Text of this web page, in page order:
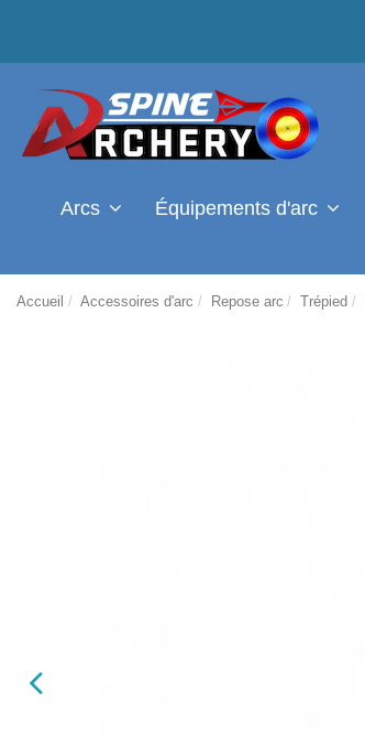
Arcs Équipements d'arc
Accueil Accessoires d'arc Repose arc Trépied